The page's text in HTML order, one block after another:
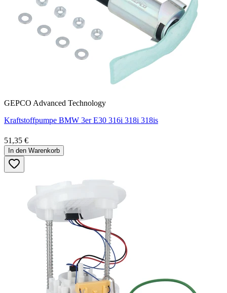
GEPCO Advanced Technology
Kraftstoffpumpe BMW 3er E30 316i 318i 318is
51,35 €
In den Warenkorb